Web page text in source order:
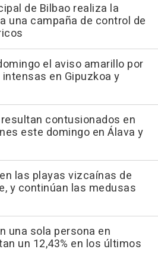
de Bilbao realiza la
una campaña de control de
el aviso amarillo por
en Gipuzkoa y
contusionados en
este domingo en Álava y
las playas vizcaínas de
y continúan las medusas
una sola persona en
un 12,43% en los últimos